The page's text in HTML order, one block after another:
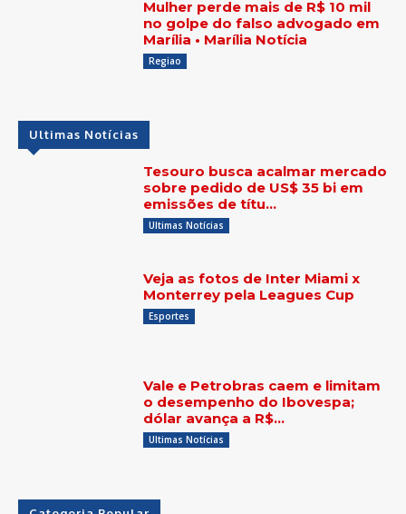
Mulher perde mais de R$ 10 mil
no golpe do falso advogado em
Marília • Marília Notícia
Regiao
Ultimas Notícias
Tesouro busca acalmar mercado
sobre pedido de US$ 35 bi em
emissões de títu…
Ultimas Notícias
Veja as fotos de Inter Miami x
Monterrey pela Leagues Cup
Esportes
Vale e Petrobras caem e limitam
o desempenho do Ibovespa;
dólar avança a R$…
Ultimas Notícias